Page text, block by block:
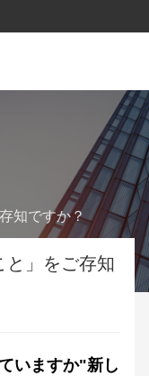
知ですか？
と」をご存知
いますか"新し